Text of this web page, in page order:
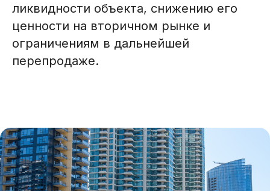
ликвидности объекта, снижению его
ценности на вторичном рынке и
ограничениям в дальнейшей
перепродаже.